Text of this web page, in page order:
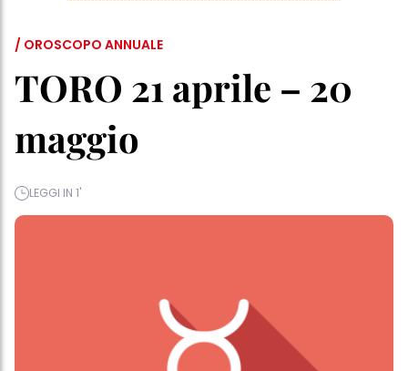
/ OROSCOPO ANNUALE
TORO 21 aprile – 20
maggio
LEGGI IN 1'